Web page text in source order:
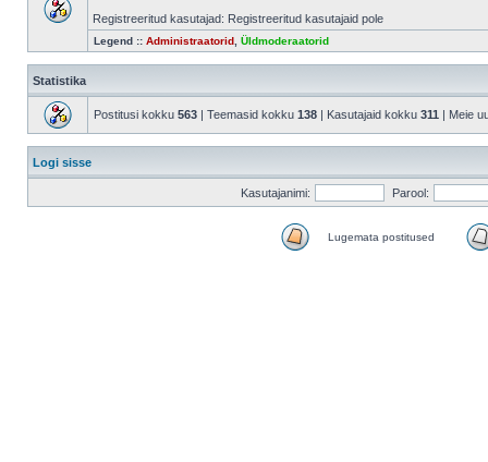
Registreeritud kasutajad: Registreeritud kasutajaid pole
Legend :: Administraatorid Üldmoderaatorid
Statistika
Postitusi kokku 563 | Teemasid kokku 138 | Kasutajaid kokku 311 | Meie
Logi sisse
Kasutajanimi: Parool:
Lugemata postitused